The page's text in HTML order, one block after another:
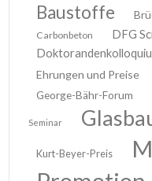
Baustoffe
Carbonbeton
DFG
Ehrungen und Preise
George-Bähr-Forum
Seminar
Kurt-Beyer-Preis